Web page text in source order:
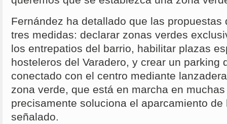
Fernández ha detallado que las propuestas
tres medidas: declarar zonas verdes
los entrepatios del barrio, habilitar plazas
hosteleros del Varadero, y crear un parking
conectado con el centro mediante
zona verde, que está en marcha en
precisamente soluciona el aparcamiento
señalado.